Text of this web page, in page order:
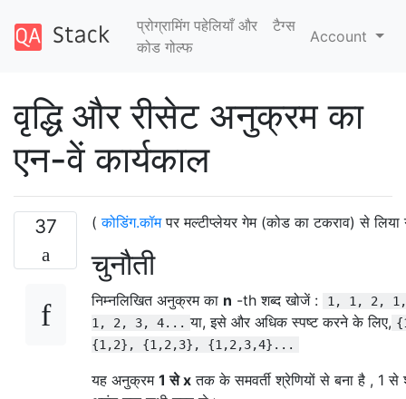
प्रोग्रामिंग पहेलियाँ और
कोड गोल्फ
टैग्‍स
Account
वृद्धि और रीसेट अनुक्रम का
एन-वें कार्यकाल
37 (कोडिंग.कॉमपर मल्टीप्लेयर गेम (कोड का टकराव) से
चुनौती
निम्नलिखित अनुक्रम का n -th शब्द खोजें :
1, 1, 2,
1, 2, 3, 4... या, इसे और अधिक स्पष्ट करने के लिए,
{1,2}, {1,2,3}, {1,2,3,4}...
यह अनुक्रम 1 से x तक के समवर्ती श्रेणियों से बना है , 1